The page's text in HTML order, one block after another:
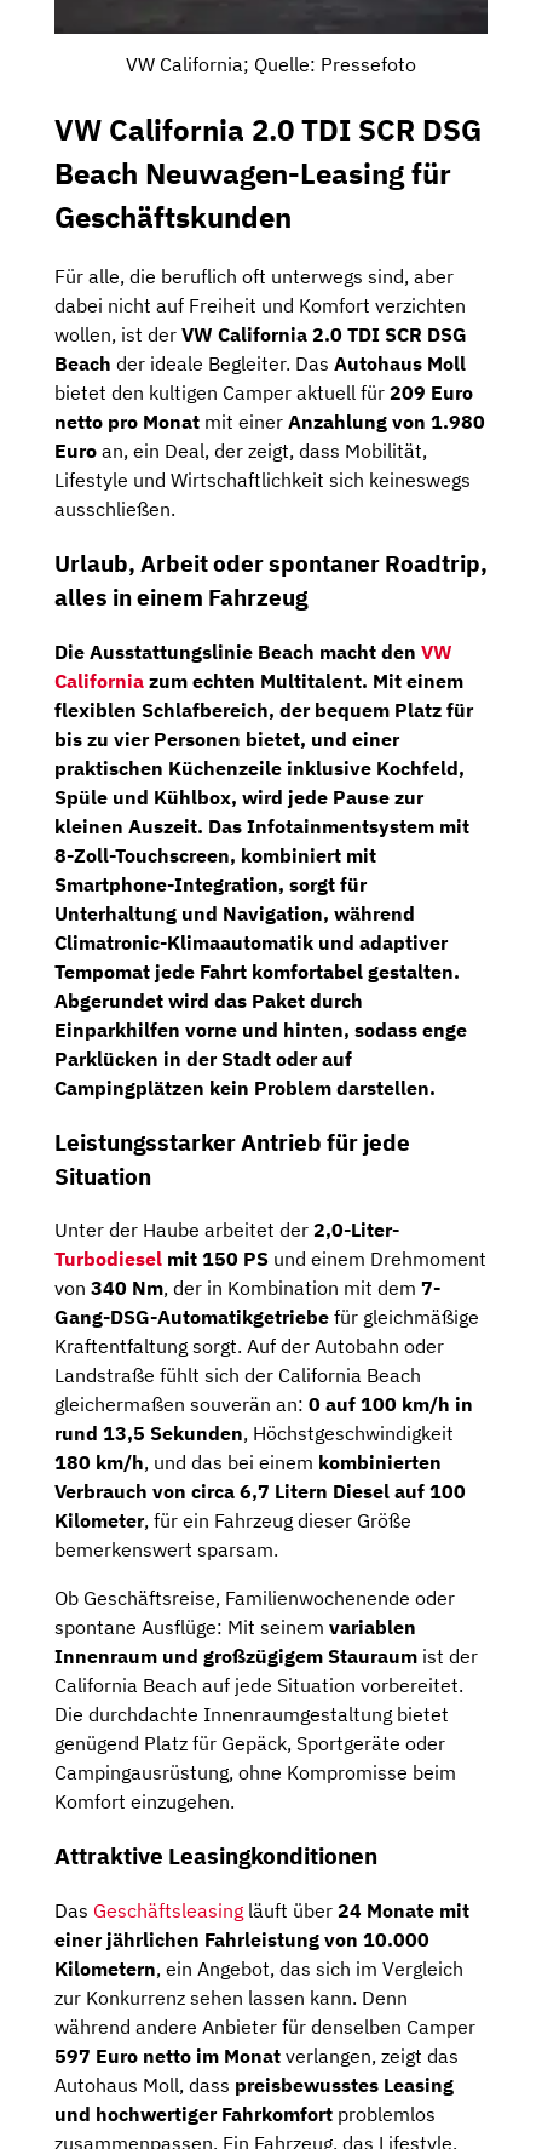
VW California; Quelle: Pressefoto
VW California 2.0 TDI SCR DSG
Beach Neuwagen-Leasing für
Geschäftskunden
Für alle, die beruflich oft unterwegs sind, aber
dabei nicht auf Freiheit und Komfort verzichten
wollen, ist der VW California 2.0 TDI SCR DSG
Beach der ideale Begleiter. Das Autohaus Moll
bietet den kultigen Camper aktuell für 209 Euro
netto pro Monat mit einer Anzahlung von 1.980
Euro an, ein Deal, der zeigt, dass Mobilität,
Lifestyle und Wirtschaftlichkeit sich keineswegs
ausschließen.
Urlaub, Arbeit oder spontaner Roadtrip,
alles in einem Fahrzeug
Die Ausstattungslinie Beach macht den VW
California zum echten Multitalent. Mit einem
flexiblen Schlafbereich, der bequem Platz für
bis zu vier Personen bietet, und einer
praktischen Küchenzeile inklusive Kochfeld,
Spüle und Kühlbox, wird jede Pause zur
kleinen Auszeit. Das Infotainmentsystem mit
8-Zoll-Touchscreen, kombiniert mit
Smartphone-Integration, sorgt für
Unterhaltung und Navigation, während
Climatronic-Klimaautomatik und adaptiver
Tempomat jede Fahrt komfortabel gestalten.
Abgerundet wird das Paket durch
Einparkhilfen vorne und hinten, sodass enge
Parklücken in der Stadt oder auf
Campingplätzen kein Problem darstellen.
Leistungsstarker Antrieb für jede
Situation
Unter der Haube arbeitet der 2,0-Liter-
Turbodiesel mit 150 PS und einem Drehmoment
von 340 Nm, der in Kombination mit dem 7-
Gang-DSG-Automatikgetriebe für gleichmäßige
Kraftentfaltung sorgt. Auf der Autobahn oder
Landstraße fühlt sich der California Beach
gleichermaßen souverän an: 0 auf 100 km/h in
rund 13,5 Sekunden, Höchstgeschwindigkeit
180 km/h, und das bei einem kombinierten
Verbrauch von circa 6,7 Litern Diesel auf 100
Kilometer, für ein Fahrzeug dieser Größe
bemerkenswert sparsam.
Ob Geschäftsreise, Familienwochenende oder
spontane Ausflüge: Mit seinem variablen
Innenraum und großzügigem Stauraum ist der
California Beach auf jede Situation vorbereitet.
Die durchdachte Innenraumgestaltung bietet
genügend Platz für Gepäck, Sportgeräte oder
Campingausrüstung, ohne Kompromisse beim
Komfort einzugehen.
Attraktive Leasingkonditionen
Das Geschäftsleasing läuft über 24 Monate mit
einer jährlichen Fahrleistung von 10.000
Kilometern, ein Angebot, das sich im Vergleich
zur Konkurrenz sehen lassen kann. Denn
während andere Anbieter für denselben Camper
597 Euro netto im Monat verlangen, zeigt das
Autohaus Moll, dass preisbewusstes Leasing
und hochwertiger Fahrkomfort problemlos
zusammenpassen. Ein Fahrzeug, das Lifestyle,